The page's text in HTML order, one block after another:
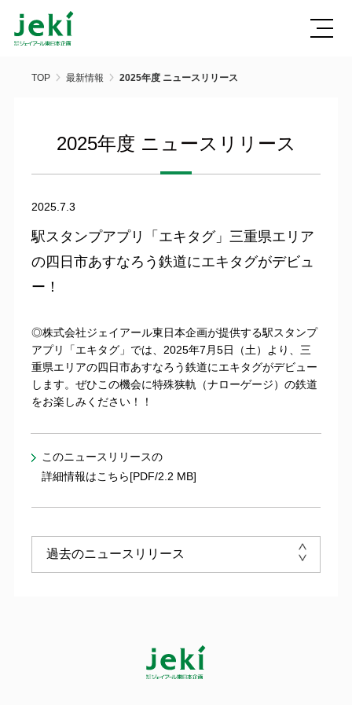
TOP 最新情報 2025年度 ニュースリリース
2025年度 ニュースリリース
2025.7.3
駅スタンプアプリ「エキタグ」三重県エリア
の四日市あすなろう鉄道にエキタグがデビュ
ー！
◎株式会社ジェイアール東日本企画が提供する駅スタンプ
アプリ「エキタグ」では、2025年7月5日（土）より、三
重県エリアの四日市あすなろう鉄道にエキタグがデビュー
します。ぜひこの機会に特殊狭軌（ナローゲージ）の鉄道
をお楽しみください！！
このニュースリリースの
詳細情報はこちら[PDF/2.2 MB]